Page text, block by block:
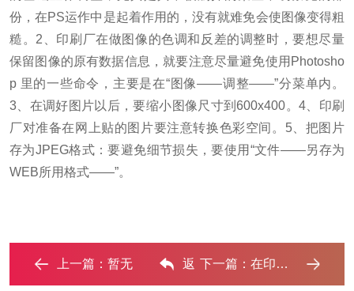
份，在PS运作中是起着作用的，没有就难免会使图像变得粗
糙。 2、印刷厂在做图像的色调和反差的调整时，要想尽量
保留图像的原有数据信息，就要注意尽量避免使用Photosho
p 里的一些命令，主要是在“图像——调整——”分菜单内。
3、在调好图片以后，要缩小图像尺寸到600x400。 4、印刷
厂对准备在网上贴的图片要注意转换色彩空间。 5、把图片
存为JPEG格式：要避免细节损失，要使用“文件——另存为
WEB所用格式——”。
上一篇： 暂无 返 下一篇：在印刷前印前图像为什么要加网？‌